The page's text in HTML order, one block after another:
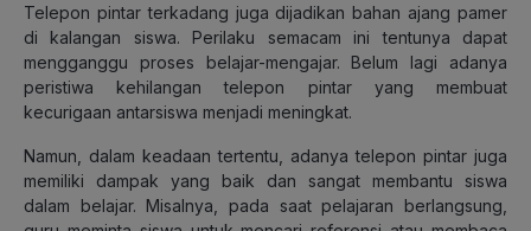
Telepon pintar terkadang juga dijadikan bahan ajang pamer
di kalangan siswa. Perilaku semacam ini tentunya dapat
mengganggu proses belajar-mengajar. Belum lagi adanya
peristiwa kehilangan telepon pintar yang membuat
kecurigaan antarsiswa menjadi meningkat.
Namun, dalam keadaan tertentu, adanya telepon pintar juga
memiliki dampak yang baik dan sangat membantu siswa
dalam belajar. Misalnya, pada saat pelajaran berlangsung,